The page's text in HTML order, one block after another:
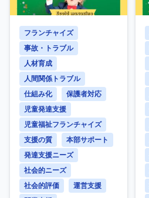
フランチャイズ
事故・トラブル
人材育成
人間関係トラブル
仕組み化
保護者対応
児童発達支援
児童福祉フランチャイズ
支援の質
本部サポート
発達支援ニーズ
社会的ニーズ
社会的評価
運営支援